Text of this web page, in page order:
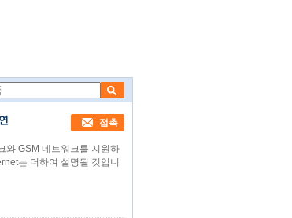
접촉
와 GSM 네트워크를 지원하
는 더하여 설명될 것입니